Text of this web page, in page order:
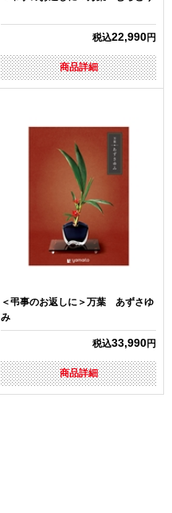
税込22,990円
商品詳細
＜弔事のお返しに＞万葉 あずさゆ
み
税込33,990円
商品詳細